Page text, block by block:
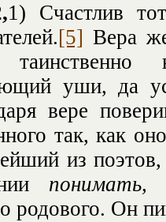
1) Счастлив
[5] Вера
таинственно
уши, да
вере
так, как
из
понимать,
родового. Он